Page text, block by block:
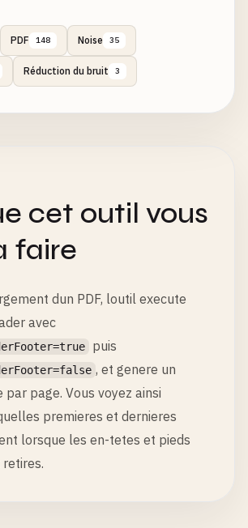
PDF 148 Noise 35
Réduction du bruit 3
cet outil vous
faire
dun PDF, loutil execute
avec
puis
, et genere un
page. Vous voyez ainsi
premieres et dernieres
lorsque les en-tetes et pieds